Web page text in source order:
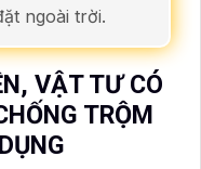
ngoài trời.
VẬT TƯ CÓ
TRỘM